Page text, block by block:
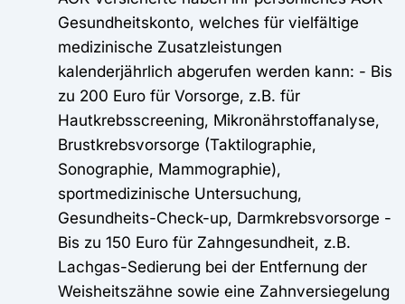
Gesundheitskonto, welches für vielfältige
medizinische Zusatzleistungen
kalenderjährlich abgerufen werden kann: - Bis
zu 200 Euro für Vorsorge, z.B. für
Hautkrebsscreening, Mikronährstoffanalyse,
Brustkrebsvorsorge (Taktilographie,
Sonographie, Mammographie),
sportmedizinische Untersuchung,
Gesundheits-Check-up, Darmkrebsvorsorge -
Bis zu 150 Euro für Zahngesundheit, z.B.
Lachgas-Sedierung bei der Entfernung der
Weisheitszähne sowie eine Zahnversiegelung